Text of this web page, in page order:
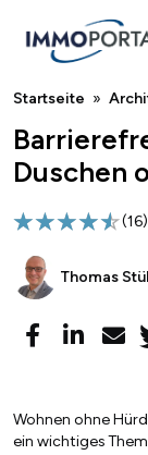
Breadcrumb
Startseite
Duschen
(16)
Thomas
Wohnen ohne
ein wichtiges